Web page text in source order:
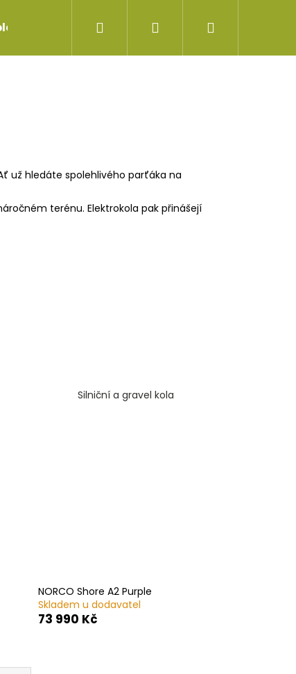
Servis jízdních kol Repase
Přihlášení
už hledáte spolehlivého parťáka na
terénu. Elektrokola pak přinášejí
Silniční a gravel kola
NORCO Shore A2 Purple
Skladem u dodavatel
73 990 Kč